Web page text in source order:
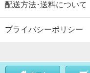
配送方法･送料について
プライバシーポリシー